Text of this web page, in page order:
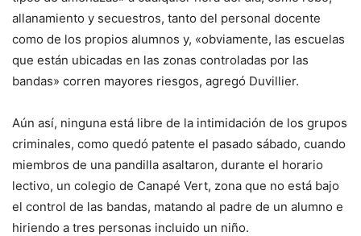
allanamiento y secuestros, tanto del personal docente
como de los propios alumnos y, «obviamente, las escuelas
que están ubicadas en las zonas controladas por las
bandas» corren mayores riesgos, agregó Duvillier.
Aún así, ninguna está libre de la intimidación de los grupos
criminales, como quedó patente el pasado sábado, cuando
miembros de una pandilla asaltaron, durante el horario
lectivo, un colegio de Canapé Vert, zona que no está bajo
el control de las bandas, matando al padre de un alumno e
hiriendo a tres personas incluido un niño.